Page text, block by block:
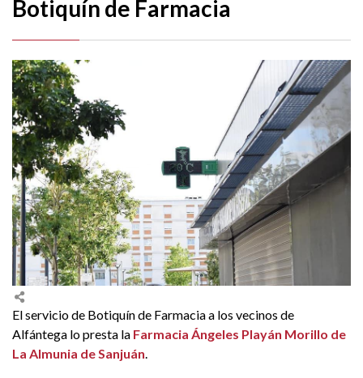
Botiquín de Farmacia
El servicio de Botiquín de Farmacia a los vecinos de
Alfántega lo presta la Farmacia Ángeles Playán Morillo de
La Almunia de Sanjuán